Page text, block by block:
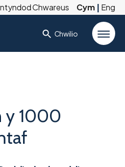
Chwareus Cym | Eng
Chwilio
y 1000